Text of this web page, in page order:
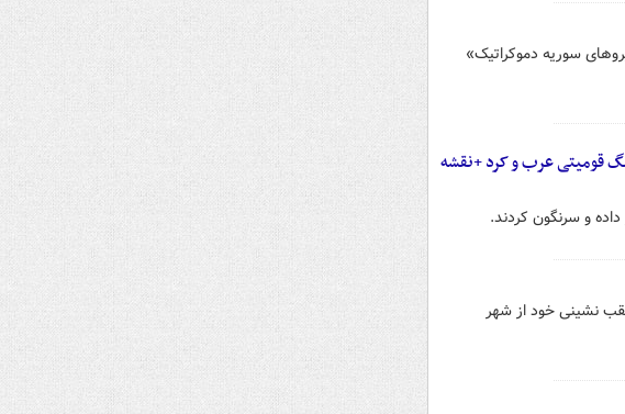
سوریه دموکراتیک»
قومیتی عرب و کرد +نقشه
و سرنگون کردند.
نشینی خود از شهر